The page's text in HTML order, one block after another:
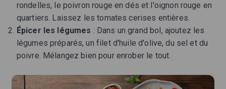
rondelles, le poivron rouge en dés et l'oignon rouge en
quartiers. Laissez les tomates cerises entières.
Épicer les légumes : Dans un grand bol, ajoutez les
légumes préparés, un filet d'huile d'olive, du sel et du
poivre. Mélangez bien pour enrober le tout.